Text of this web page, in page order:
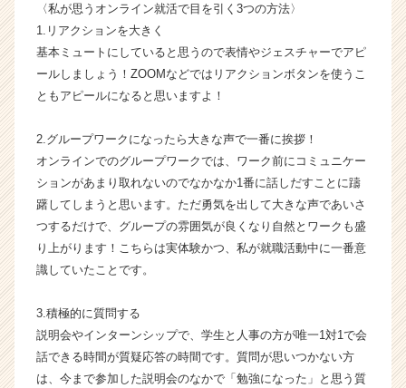
ウ
ト
が
届
く
イ
ト
チ
ア
キ
h
e
e
〈私が思うオンライン就活で目を引く3つの方法〉
1.リアクションを大きく
基本ミュートにしていると思うので表情やジェスチャーでアピ
ールしましょう！ZOOMなどではリアクションボタンを使うこ
ともアピールになると思いますよ！
2.グループワークになったら大きな声で一番に挨拶！
オンラインでのグループワークでは、ワーク前にコミュニケー
ションがあまり取れないのでなかなか1番に話しだすことに躊
躇してしまうと思います。ただ勇気を出して大きな声であいさ
つするだけで、グループの雰囲気が良くなり自然とワークも盛
り上がります！こちらは実体験かつ、私が就職活動中に一番意
識していたことです。
3.積極的に質問する
説明会やインターンシップで、学生と人事の方が唯一1対1で会
話できる時間が質疑応答の時間です。質問が思いつかない方
は、今まで参加した説明会のなかで「勉強になった」と思う質